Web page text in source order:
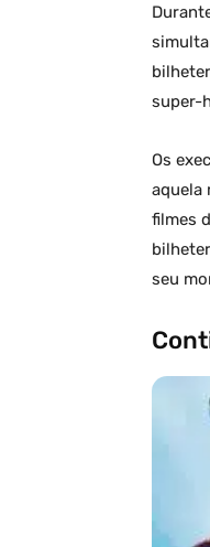
super-
Os
aquela
filmes
seu